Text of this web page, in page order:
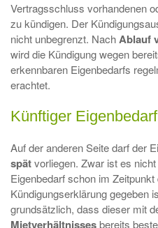
Vertragsschluss vorhandenen
zu kündigen. Der
nicht unbegrenzt. NachAblauf
wird die Kündigung wegen
erkennbaren Eigenbedarfs
erachtet.
Künftiger Eigenbedarf
Auf der anderen Seite darf der
spätvorliegen. Zwar ist es
Eigenbedarf schon im
Kündigungserklärung gegeben
grundsätzlich, dass dieser mit
Mietverhältnissesbereits